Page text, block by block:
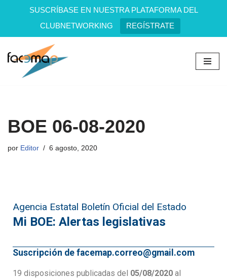
SUSCRÍBASE EN NUESTRA PLATAFORMA DEL
CLUBNETWORKING
REGÍSTRATE
Saltar
BOE 06-08-2020
por Editor 6 agosto, 2020
Agencia Estatal Boletín Oficial del Estado
Mi BOE: Alertas legislativas
Suscripción de facemap.correo@gmail.com
19 disposiciones publicadas del 05/08/2020 al